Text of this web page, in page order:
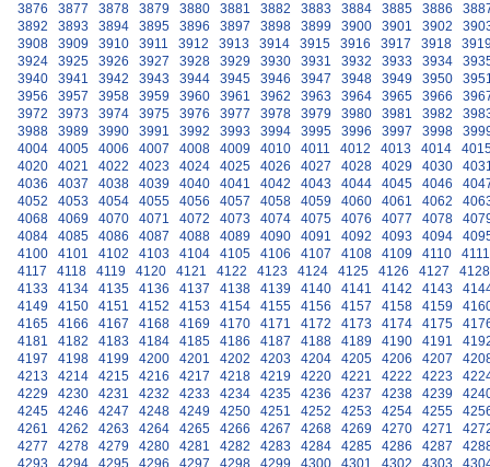
3876
3877 3878 3879 3880 3881 3882 3883 3884 3885 3886
3892
3893 3894 3895 3896 3897 3898 3899 3900 3901 3902
3908
3909 3910 3911 3912 3913 3914 3915 3916 3917 3918
3924
3925 3926 3927 3928 3929 3930 3931 3932 3933 3934
3940
3941 3942 3943 3944 3945 3946 3947 3948 3949 3950
3956
3957 3958 3959 3960 3961 3962 3963 3964 3965 3966
3972
3973 3974 3975 3976 3977 3978 3979 3980 3981 3982
3988
3989 3990 3991 3992 3993 3994 3995 3996 3997 3998
4004
4005 4006 4007 4008 4009 4010 4011 4012 4013 4014
4020
4021 4022 4023 4024 4025 4026 4027 4028 4029 4030
4036
4037 4038 4039 4040 4041 4042 4043 4044 4045 4046
4052
4053 4054 4055 4056 4057 4058 4059 4060 4061 4062
4068
4069 4070 4071 4072 4073 4074 4075 4076 4077 4078
4084
4085 4086 4087 4088 4089 4090 4091 4092 4093 4094
4100
4101 4102 4103 4104 4105 4106 4107 4108 4109 4110
4111
4117
4118 4119 4120 4121 4122 4123 4124 4125 4126 4127
4128
4133
4134 4135 4136 4137 4138 4139 4140 4141 4142 4143
4149
4150 4151 4152 4153 4154 4155 4156 4157 4158 4159
4165
4166 4167 4168 4169 4170 4171 4172 4173 4174 4175
4181
4182 4183 4184 4185 4186 4187 4188 4189 4190 4191
4197
4198 4199 4200 4201 4202 4203 4204 4205 4206 4207
4213
4214 4215 4216 4217 4218 4219 4220 4221 4222 4223
4229
4230 4231 4232 4233 4234 4235 4236 4237 4238 4239
4245
4246 4247 4248 4249 4250 4251 4252 4253 4254 4255
4261
4262 4263 4264 4265 4266 4267 4268 4269 4270 4271
4277
4278 4279 4280 4281 4282 4283 4284 4285 4286 4287
4293
4294 4295 4296 4297 4298 4299 4300 4301 4302 4303